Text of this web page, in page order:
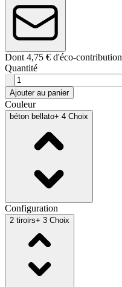
Dont 4,75 € d'éco-contribution
Quantité
Ajouter au panier
Couleur
béton bellato+ 4 Choix
Configuration
2 tiroirs+ 3 Choix